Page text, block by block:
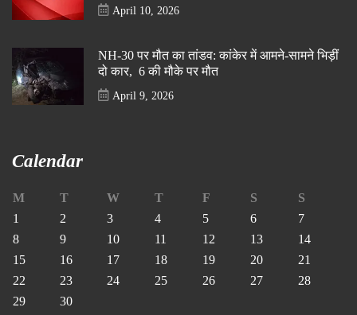
April 10, 2026
NH-30 पर मौत का तांडव: कांकेर में आमने-सामने भिड़ीं
दो कार, 6 की मौके पर मौत
April 9, 2026
Calendar
M T W T F S
S
1
2 3 4 5 6
7
8
9 10 11 12 13
14
15
16 17 18 19 20
21
22
23 24 25 26 27
28
29
30